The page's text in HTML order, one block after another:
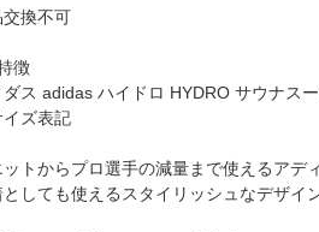
換不可
徴
ダス adidas ハイドロ HYDRO サウナス
イズ表記
ットからプロ選手の減量まで使えるアデ
しても使えるスタイリッシュなデザイ